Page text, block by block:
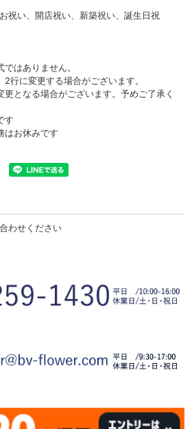
祝い、開店祝い、新築祝い、誕生日祝
はありません。
行に変更する場合がございます。
となる場合がございます。予めご了承く
す
はお休みです
わせください